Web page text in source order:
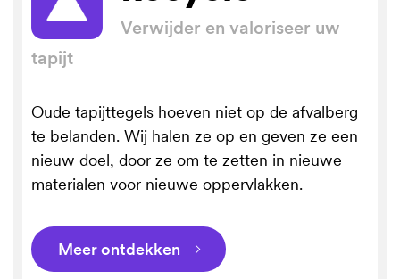
Verwijder en valoriseer uw
tapijt
Oude tapijttegels hoeven niet op de afvalberg
te belanden. Wij halen ze op en geven ze een
nieuw doel, door ze om te zetten in nieuwe
materialen voor nieuwe oppervlakken.
Meer ontdekken ⌵